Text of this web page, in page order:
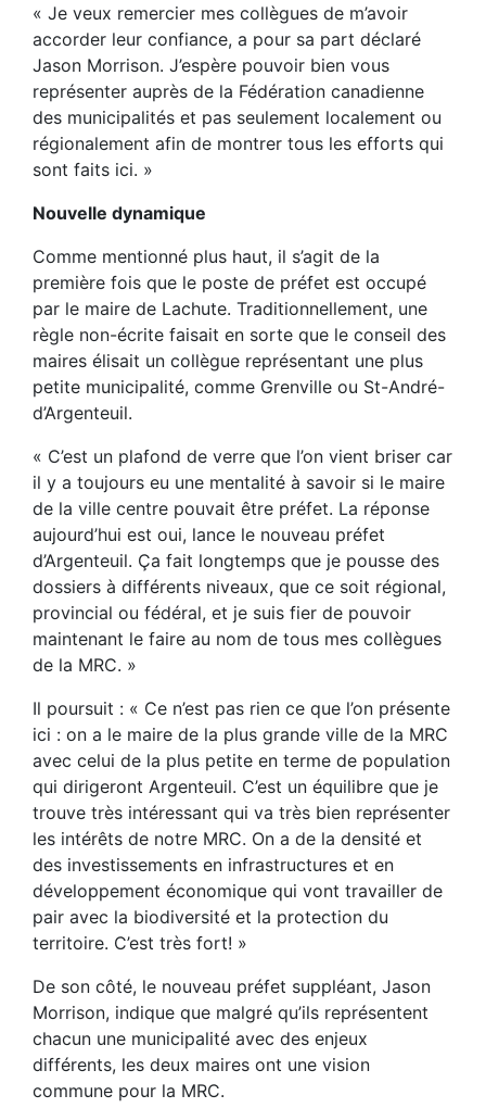
« Je veux remercier mes collègues de m’avoir
accorder leur confiance, a pour sa part déclaré
Jason Morrison. J’espère pouvoir bien vous
représenter auprès de la Fédération canadienne
des municipalités et pas seulement localement ou
régionalement afin de montrer tous les efforts qui
sont faits ici. »
Nouvelle dynamique
Comme mentionné plus haut, il s’agit de la
première fois que le poste de préfet est occupé
par le maire de Lachute. Traditionnellement, une
règle non-écrite faisait en sorte que le conseil des
maires élisait un collègue représentant une plus
petite municipalité, comme Grenville ou St-André-
d’Argenteuil.
« C’est un plafond de verre que l’on vient briser car
il y a toujours eu une mentalité à savoir si le maire
de la ville centre pouvait être préfet. La réponse
aujourd’hui est oui, lance le nouveau préfet
d’Argenteuil. Ça fait longtemps que je pousse des
dossiers à différents niveaux, que ce soit régional,
provincial ou fédéral, et je suis fier de pouvoir
maintenant le faire au nom de tous mes collègues
de la MRC. »
Il poursuit : « Ce n’est pas rien ce que l’on présente
ici : on a le maire de la plus grande ville de la MRC
avec celui de la plus petite en terme de population
qui dirigeront Argenteuil. C’est un équilibre que je
trouve très intéressant qui va très bien représenter
les intérêts de notre MRC. On a de la densité et
des investissements en infrastructures et en
développement économique qui vont travailler de
pair avec la biodiversité et la protection du
territoire. C’est très fort! »
De son côté, le nouveau préfet suppléant, Jason
Morrison, indique que malgré qu’ils représentent
chacun une municipalité avec des enjeux
différents, les deux maires ont une vision
commune pour la MRC.